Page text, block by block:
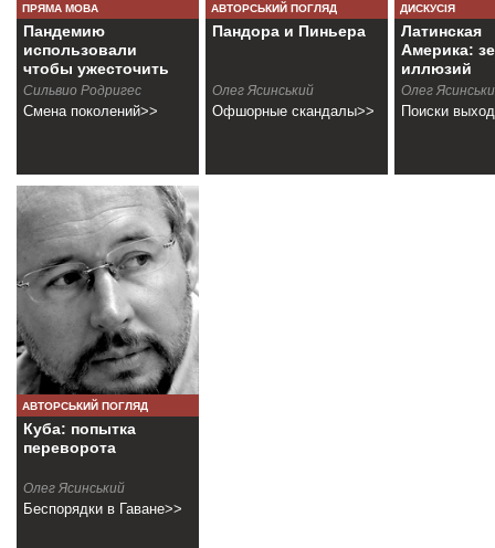
ПРЯМА МОВА
Пандемию
использовали
чтобы ужесточить
блокаду
Сильвио Родригес
Смена поколений>>
АВТОРСЬКИЙ ПОГЛЯД
Пандора и Пиньера
Олег Ясинський
Офшорные скандалы>>
ДИСКУСІЯ
Латинская
Америка:
иллюзий
Олег
Поиски
АВТОРСЬКИЙ ПОГЛЯД
Куба: попытка
переворота
Олег Ясинський
Беспорядки в Гаване>>